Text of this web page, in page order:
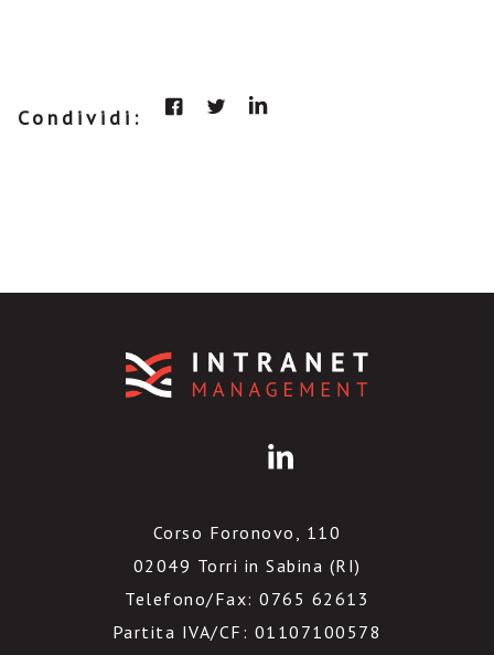
Condividi:
Corso Foronovo, 110
02049 Torri in Sabina (RI)
Telefono/Fax: 0765 62613
Partita IVA/CF: 01107100578